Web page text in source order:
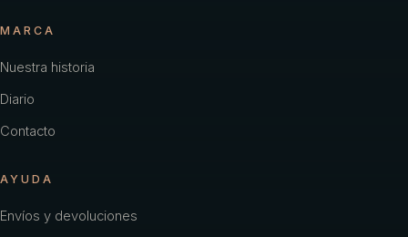
MARCA
Nuestra historia
Diario
Contacto
AYUDA
Envíos y devoluciones